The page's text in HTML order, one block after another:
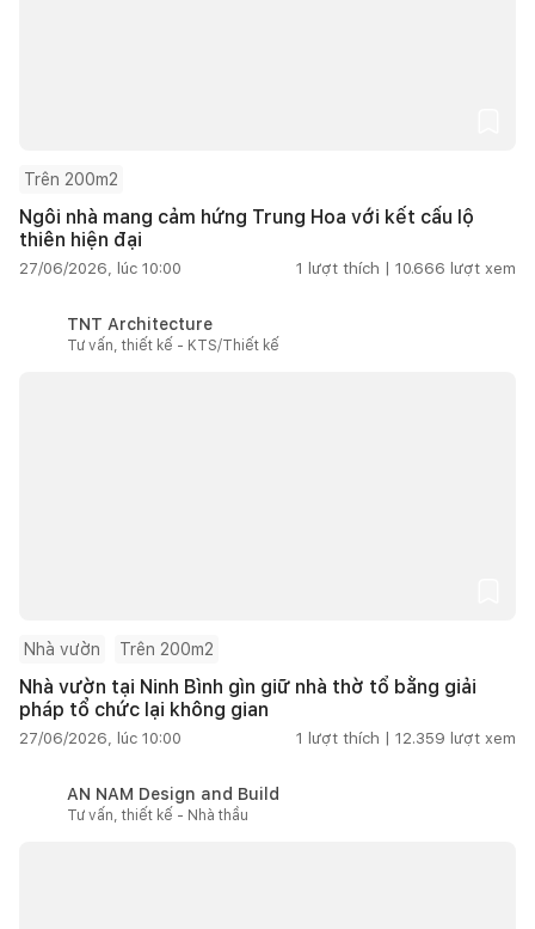
Trên 200m2
Ngôi nhà mang cảm hứng Trung Hoa với kết cấu lộ
thiên hiện đại
27/06/2026, lúc 10:00 1 lượt thích | 10.666 lượt xem
TNT Architecture
Tư vấn, thiết kế - KTS/Thiết kế
Nhà vườn Trên 200m2
Nhà vườn tại Ninh Bình gìn giữ nhà thờ tổ bằng giải
pháp tổ chức lại không gian
27/06/2026, lúc 10:00 1 lượt thích | 12.359 lượt xem
AN NAM Design and Build
Tư vấn, thiết kế - Nhà thầu